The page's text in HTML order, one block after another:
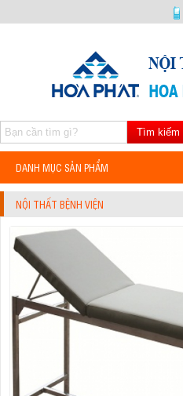
Tìm kiếm
DANH MỤC SẢN PHẨM
NỘI THẤT BỆNH VIỆN